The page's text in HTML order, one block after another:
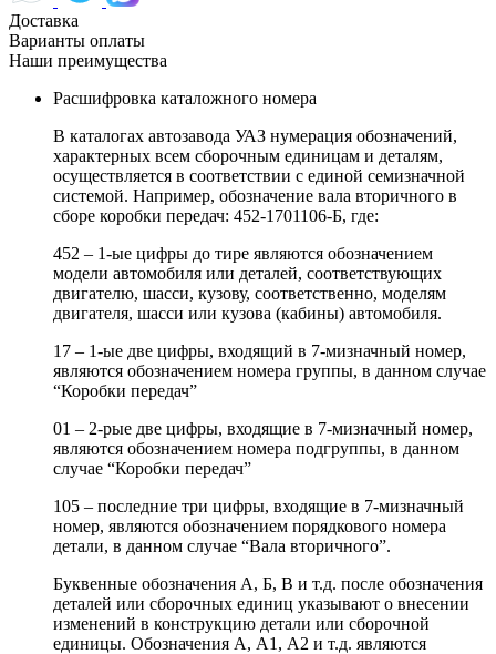
Доставка
Варианты оплаты
Наши преимущества
Расшифровка каталожного номера
В каталогах автозавода УАЗ нумерация обозначений,
характерных всем сборочным единицам и деталям,
осуществляется в соответствии с единой семизначной
системой. Например, обозначение вала вторичного в
сборе коробки передач: 452-1701106-Б, где:
452 – 1-ые цифры до тире являются обозначением
модели автомобиля или деталей, соответствующих
двигателю, шасси, кузову, соответственно, моделям
двигателя, шасси или кузова (кабины) автомобиля.
17 – 1-ые две цифры, входящий в 7-мизначный номер,
являются обозначением номера группы, в данном случае
“Коробки передач”
01 – 2-рые две цифры, входящие в 7-мизначный номер,
являются обозначением номера подгруппы, в данном
случае “Коробки передач”
105 – последние три цифры, входящие в 7-мизначный
номер, являются обозначением порядкового номера
детали, в данном случае “Вала вторичного”.
Буквенные обозначения А, Б, В и т.д. после обозначения
деталей или сборочных единиц указывают о внесении
изменений в конструкцию детали или сборочной
единицы. Обозначения А, А1, А2 и т.д. являются